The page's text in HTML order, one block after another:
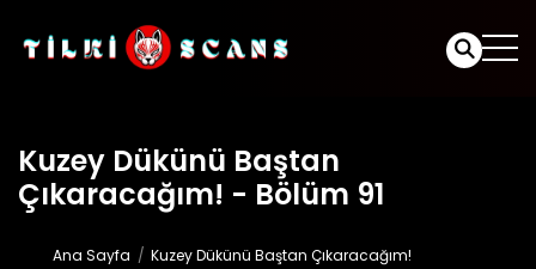
Kuzey Dükünü Baştan
Çıkaracağım! - Bölüm 91
Ana Sayfa
Kuzey Dükünü Baştan Çıkaracağım!